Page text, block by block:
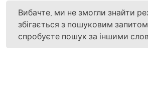
Вибачте, ми не змогли знайти
збігається з пошуковим
спробуєте пошук за іншими